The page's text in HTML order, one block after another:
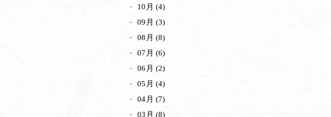
10月 (4)
09月 (3)
08月 (8)
07月 (6)
06月 (2)
05月 (4)
04月 (7)
03月 (8)